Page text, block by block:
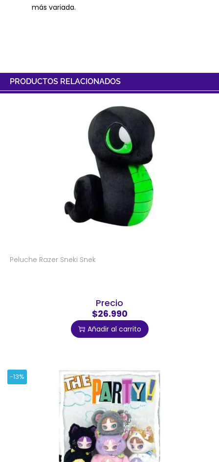
más variada.
PRODUCTOS RELACIONADOS
Peluche Razer Sneki Snek
Precio
$26.990
Añadir al carrito
-13%